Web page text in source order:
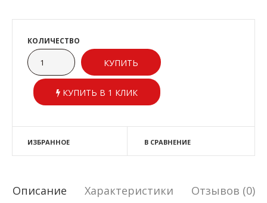
КОЛИЧЕСТВО
КУПИТЬ В 1 КЛИК
ИЗБРАННОЕ В СРАВНЕНИЕ
Описание Характеристики Отзывов (0)